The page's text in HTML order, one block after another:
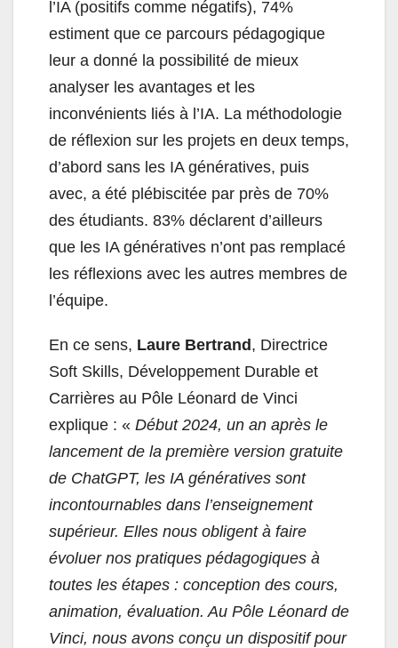
l’IA (positifs comme négatifs), 74%
estiment que ce parcours pédagogique
leur a donné la possibilité de mieux
analyser les avantages et les
inconvénients liés à l’IA. La méthodologie
de réflexion sur les projets en deux temps,
d’abord sans les IA génératives, puis
avec, a été plébiscitée par près de 70%
des étudiants. 83% déclarent d’ailleurs
que les IA génératives n’ont pas remplacé
les réflexions avec les autres membres de
l’équipe.
En ce sens, Laure Bertrand, Directrice
Soft Skills, Développement Durable et
Carrières au Pôle Léonard de Vinci
explique : « Début 2024, un an après le
lancement de la première version gratuite
de ChatGPT, les IA génératives sont
incontournables dans l’enseignement
supérieur. Elles nous obligent à faire
évoluer nos pratiques pédagogiques à
toutes les étapes : conception des cours,
animation, évaluation. Au Pôle Léonard de
Vinci, nous avons conçu un dispositif pour